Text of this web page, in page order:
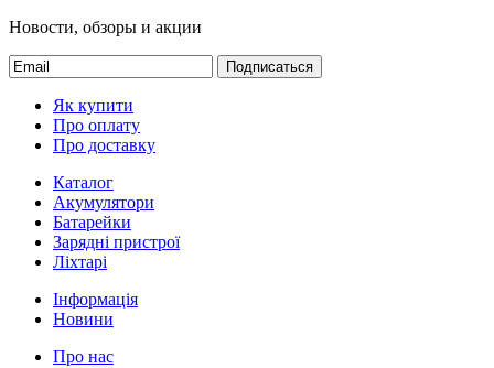
Новости, обзоры и акции
Подписаться
Як купити
Про оплату
Про доставку
Каталог
Акумулятори
Батарейки
Зарядні пристрої
Ліхтарі
Інформація
Новини
Про нас